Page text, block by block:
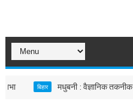
बिहार मधुबनी : वैज्ञानिक तकनीक एवं